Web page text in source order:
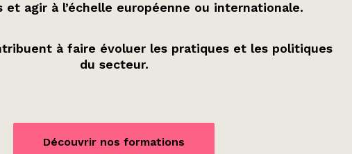
et agir à l’échelle européenne ou internationale.
à faire évoluer les pratiques et les politiques
du secteur.
Découvrir nos formations